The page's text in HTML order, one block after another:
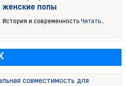
женские попы
История и современностьЧитать...
совместимость для